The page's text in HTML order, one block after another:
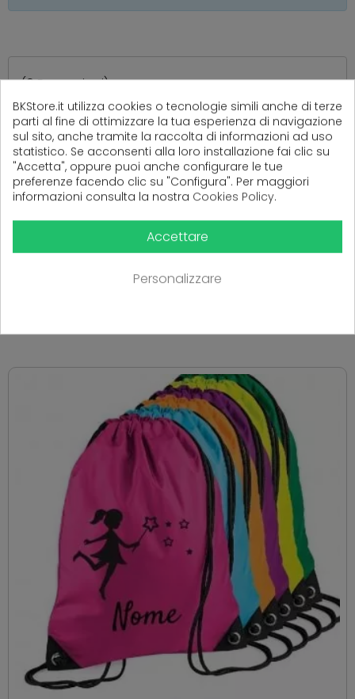
(0Recensioni)
Ancora nessuna recensione da parte degli utenti.
BKStore.it utilizza cookies o tecnologie simili anche di terze
parti al fine di ottimizzare la tua esperienza di navigazione
sul sito, anche tramite la raccolta di informazioni ad uso
statistico. Se acconsenti alla loro installazione fai clic su
"Accetta", oppure puoi anche configurare le tue
preferenze facendo clic su "Configura". Per maggiori
informazioni consulta la nostra Cookies Policy.
Accettare
Personalizzare